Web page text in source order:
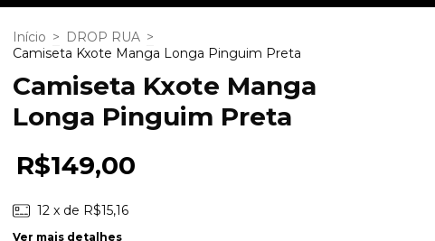
Início > DROP RUA >
Camiseta Kxote Manga Longa Pinguim Preta
Camiseta Kxote Manga
Longa Pinguim Preta
R$149,00
12 x de R$15,16
Ver mais detalhes